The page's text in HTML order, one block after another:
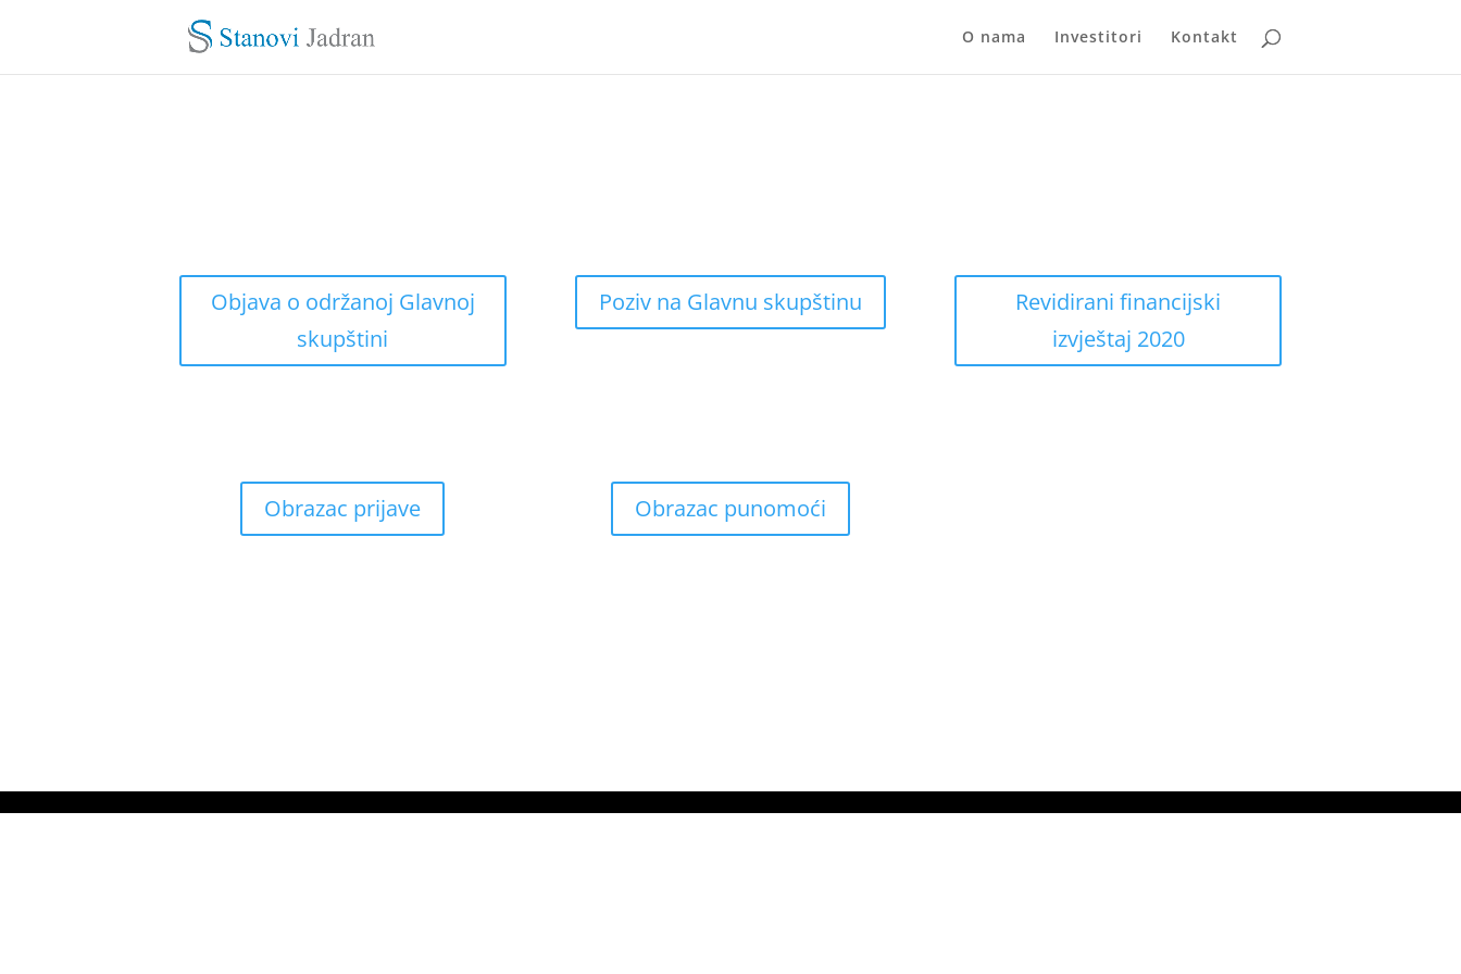
O nama Investitori Kontakt
Objava o održanoj Glavnoj
skupštini
Poziv na Glavnu skupštinu
Revidirani financijski
izvještaj 2020
Obrazac prijave Obrazac punomoći